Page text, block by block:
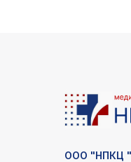
ООО "НПКЦ